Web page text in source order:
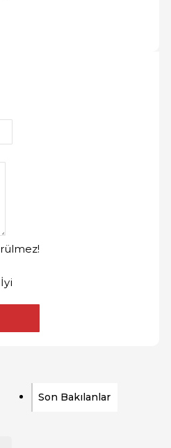
İyi
Son Bakılanlar